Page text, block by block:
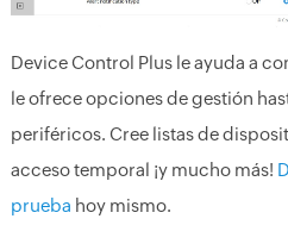
Device Control Plus le ayuda a
le ofrece opciones de gestión
periféricos. Cree listas de
acceso temporal ¡y mucho más!
prueba hoy mismo.